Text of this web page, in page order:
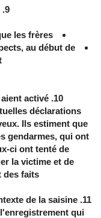
9. Ils ajoutent que M.
les frères
au début de
aient activé
déclarations
Ils estiment que
gendarmes, qui ont
ci ont tenté de
la victime et de
faits.
de la saisine
qui